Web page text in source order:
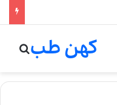
کهن طب